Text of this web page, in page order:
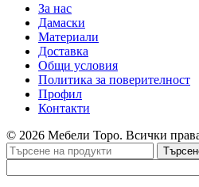
За нас
Дамаски
Материали
Доставка
Общи условия
Политика за поверителност
Профил
Контакти
© 2026 Мебели Торо. Всички